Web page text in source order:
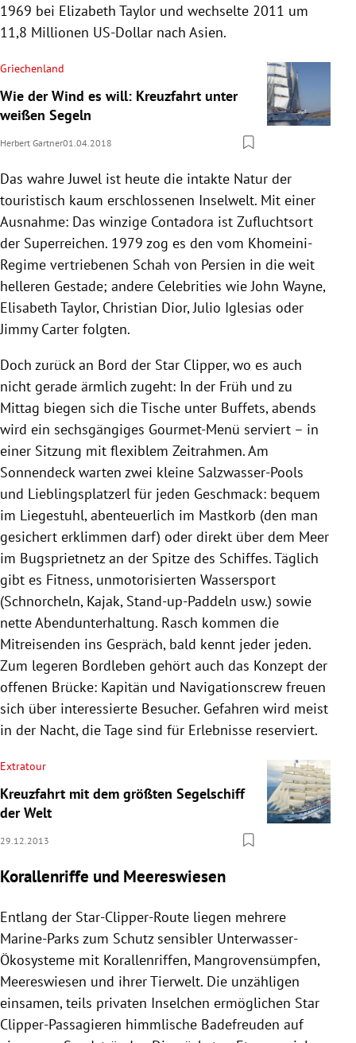
1969 bei Elizabeth Taylor und wechselte 2011 um
11,8 Millionen US-Dollar nach Asien.
Griechenland
Wie der Wind es will: Kreuzfahrt unter
weißen Segeln
Herbert Gartner01.04.2018
Das wahre Juwel ist heute die intakte Natur der
touristisch kaum erschlossenen Inselwelt. Mit einer
Ausnahme: Das winzige Contadora ist Zufluchtsort
der Superreichen. 1979 zog es den vom Khomeini-
Regime vertriebenen Schah von Persien in die weit
helleren Gestade; andere Celebrities wie John Wayne,
Elisabeth Taylor, Christian Dior, Julio Iglesias oder
Jimmy Carter folgten.
Doch zurück an Bord der Star Clipper, wo es auch
nicht gerade ärmlich zugeht: In der Früh und zu
Mittag biegen sich die Tische unter Buffets, abends
wird ein sechsgängiges Gourmet-Menü serviert – in
einer Sitzung mit flexiblem Zeitrahmen. Am
Sonnendeck warten zwei kleine Salzwasser-Pools
und Lieblingsplatzerl für jeden Geschmack: bequem
im Liegestuhl, abenteuerlich im Mastkorb (den man
gesichert erklimmen darf) oder direkt über dem Meer
im Bugsprietnetz an der Spitze des Schiffes. Täglich
gibt es Fitness, unmotorisierten Wassersport
(Schnorcheln, Kajak, Stand-up-Paddeln usw.) sowie
nette Abendunterhaltung. Rasch kommen die
Mitreisenden ins Gespräch, bald kennt jeder jeden.
Zum legeren Bordleben gehört auch das Konzept der
offenen Brücke: Kapitän und Navigationscrew freuen
sich über interessierte Besucher. Gefahren wird meist
in der Nacht, die Tage sind für Erlebnisse reserviert.
Extratour
Kreuzfahrt mit dem größten Segelschiff
der Welt
29.12.2013
Korallenriffe und Meereswiesen
Entlang der Star-Clipper-Route liegen mehrere
Marine-Parks zum Schutz sensibler Unterwasser-
Ökosysteme mit Korallenriffen, Mangrovensümpfen,
Meereswiesen und ihrer Tierwelt. Die unzähligen
einsamen, teils privaten Inselchen ermöglichen Star
Clipper-Passagieren himmlische Badefreuden auf